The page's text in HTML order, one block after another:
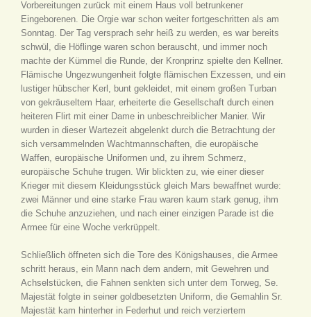
Vorbereitungen zurück mit einem Haus voll betrunkener
Eingeborenen. Die Orgie war schon weiter fortgeschritten als am
Sonntag. Der Tag versprach sehr heiß zu werden, es war bereits
schwül, die Höflinge waren schon berauscht, und immer noch
machte der Kümmel die Runde, der Kronprinz spielte den Kellner.
Flämische Ungezwungenheit folgte flämischen Exzessen, und ein
lustiger hübscher Kerl, bunt gekleidet, mit einem großen Turban
von gekräuseltem Haar, erheiterte die Gesellschaft durch einen
heiteren Flirt mit einer Dame in unbeschreiblicher Manier. Wir
wurden in dieser Wartezeit abgelenkt durch die Betrachtung der
sich versammelnden Wachtmannschaften, die europäische
Waffen, europäische Uniformen und, zu ihrem Schmerz,
europäische Schuhe trugen. Wir blickten zu, wie einer dieser
Krieger mit diesem Kleidungsstück gleich Mars bewaffnet wurde:
zwei Männer und eine starke Frau waren kaum stark genug, ihm
die Schuhe anzuziehen, und nach einer einzigen Parade ist die
Armee für eine Woche verkrüppelt.
Schließlich öffneten sich die Tore des Königshauses, die Armee
schritt heraus, ein Mann nach dem andern, mit Gewehren und
Achselstücken, die Fahnen senkten sich unter dem Torweg, Se.
Majestät folgte in seiner goldbesetzten Uniform, die Gemahlin Sr.
Majestät kam hinterher in Federhut und reich verziertem